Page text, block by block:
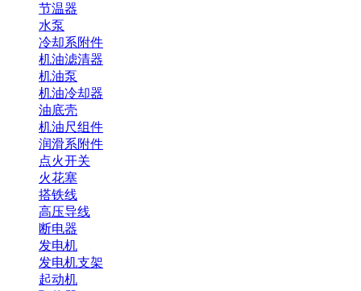
节温器
水泵
冷却系附件
机油滤清器
机油泵
机油冷却器
油底壳
机油尺组件
润滑系附件
点火开关
火花塞
搭铁线
高压导线
断电器
发电机
发电机支架
起动机